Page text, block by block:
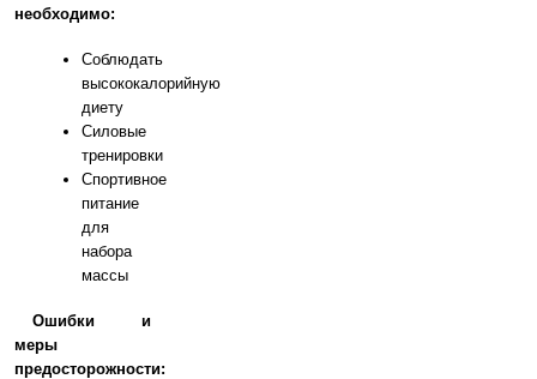
необходимо:
Соблюдать
высококалорийную
диету
Силовые
тренировки
Спортивное
питание
для
набора
массы
Ошибки и
меры
предосторожности: